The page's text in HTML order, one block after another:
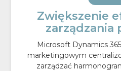
Zwiększenie
zarządzania
Microsoft Dynamics
marketingowym
zarządzać